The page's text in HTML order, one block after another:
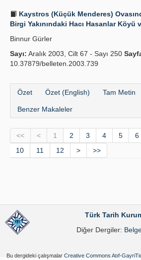
Kaystros (Küçük Menderes)
Birgi Yakınındaki Hacı Hasanlar Köyü
Binnur Gürler
Sayı: Aralık 2003, Cilt 67 - Sayı 250
10.37879/belleten.2003.739
Özet Özet (English) Tam Metin
Benzer Makaleler
<< < 1 2 3 4 5 6
10
11 12 > >>
Türk Tarih
Diğer Dergiler:
Bu dergideki çalışmalar Creative Commons Atıf-